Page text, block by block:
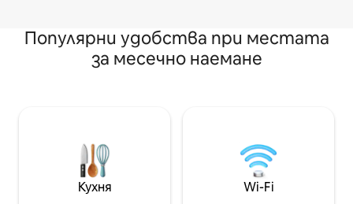
Популярни удобства при местата
за месечно наемане
Кухня Wi-Fi